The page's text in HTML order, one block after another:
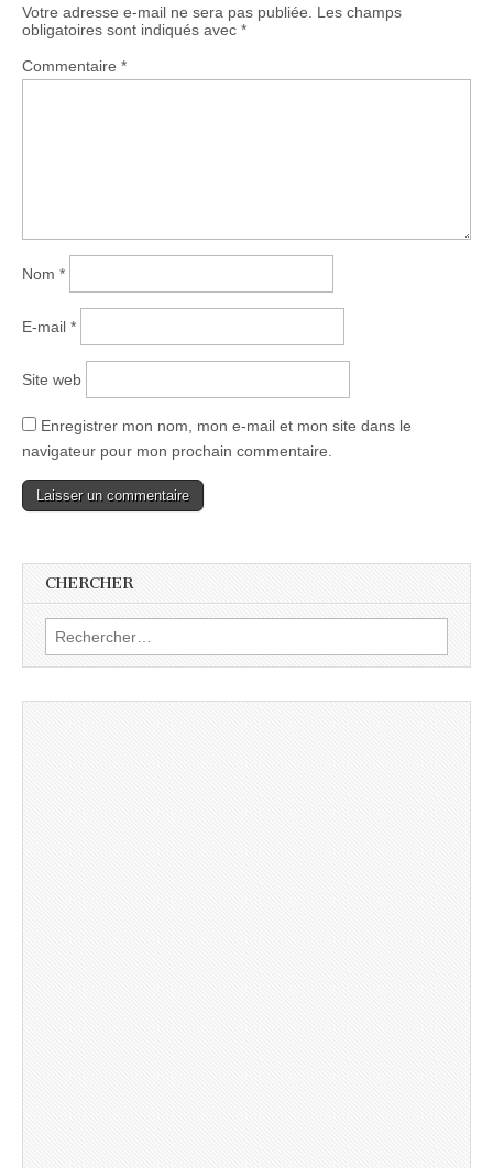
Votre adresse e-mail ne sera pas publiée.
Les champs
obligatoires sont indiqués avec *
Commentaire *
Nom *
E-mail *
Site web
Enregistrer mon nom, mon e-mail et mon site dans le
navigateur pour mon prochain commentaire.
CHERCHER
Rechercher :